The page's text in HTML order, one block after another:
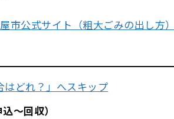
市公式サイト（粗大ごみの出し方
はどれ？」へスキップ
〜回収）